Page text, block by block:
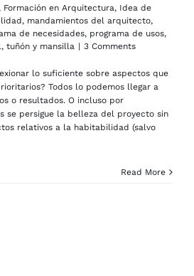
Formación en Arquitectura, Idea de
, mandamientos del arquitecto,
de necesidades, programa de usos,
, tuñón y mansilla | 3 Comments
lo suficiente sobre aspectos que
Todos lo podemos llegar a
o resultados. O incluso por
se persigue la belleza del proyecto sin
relativos a la habitabilidad (salvo
Read More